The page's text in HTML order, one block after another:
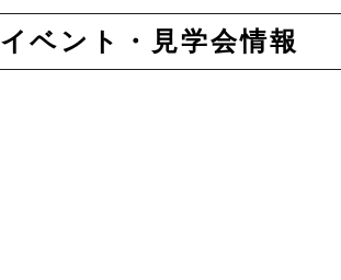
イベント・見学会情報